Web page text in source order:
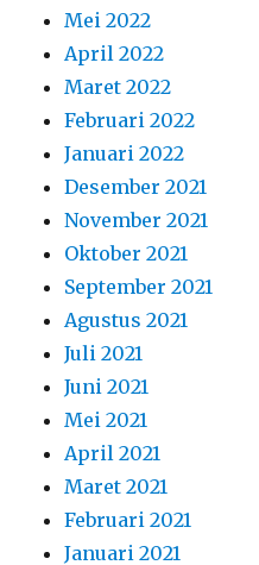
Mei 2022
April 2022
Maret 2022
Februari 2022
Januari 2022
Desember 2021
November 2021
Oktober 2021
September 2021
Agustus 2021
Juli 2021
Juni 2021
Mei 2021
April 2021
Maret 2021
Februari 2021
Januari 2021